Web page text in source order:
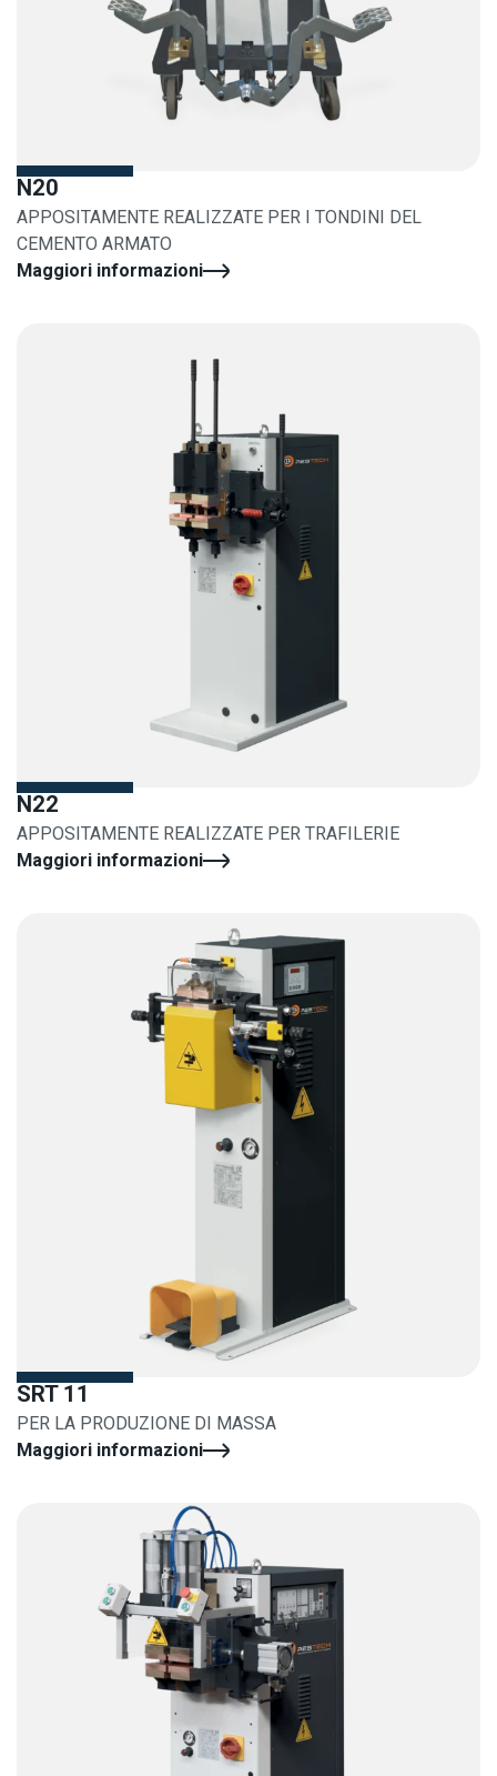
N20
APPOSITAMENTE REALIZZATE PER I TONDINI DEL
CEMENTO ARMATO
Maggiori informazioni
N22
APPOSITAMENTE REALIZZATE PER TRAFILERIE
Maggiori informazioni
SRT 11
PER LA PRODUZIONE DI MASSA
Maggiori informazioni